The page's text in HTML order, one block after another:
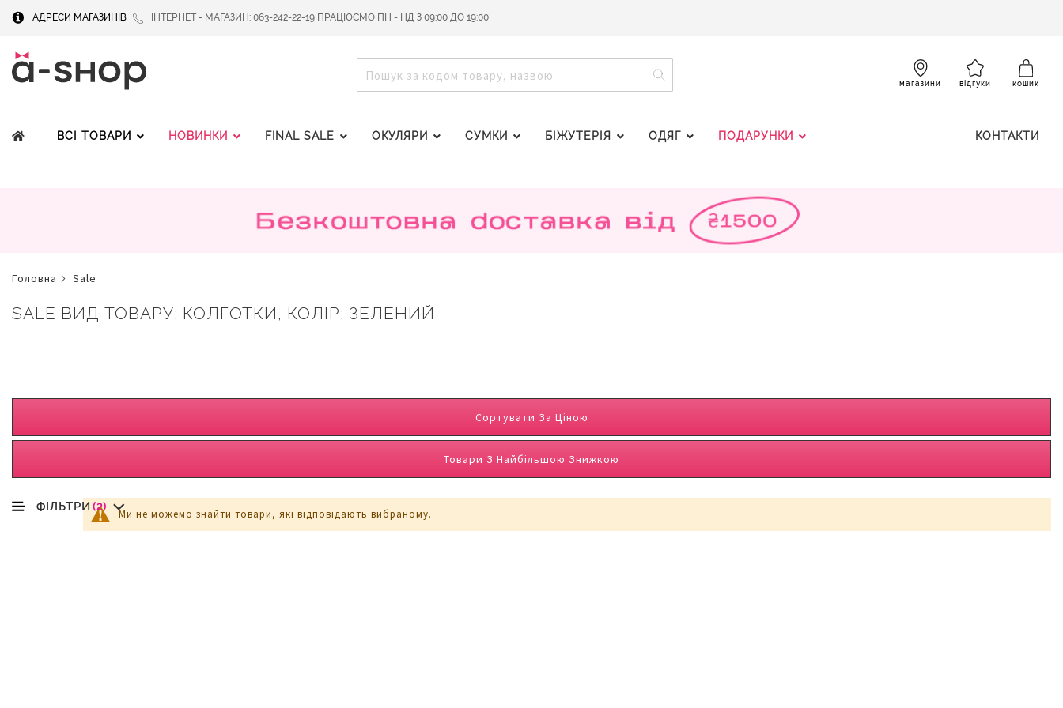
АДРЕСИ МАГАЗИНІВ ІНТЕРНЕТ - МАГАЗИН: 063-242-22-19 ПРАЦЮЄМО ПН - НД З 09:00 ДО 19:00
ПОШУК
магазини відгуки кошик
ВСІ ТОВАРИ НОВИНКИ FINAL SALE ОКУЛЯРИ СУМКИ БІЖУТЕРІЯ ОДЯГ ПОДАРУНКИ КОНТАКТИ
головна sale
SALE ВИД ТОВАРУ: КОЛГОТКИ, КОЛІР: ЗЕЛЕНИЙ
Сортувати За Ціною
Товари З Найбільшою Знижкою
Ми не можемо знайти товари, які відповідають вибраному.
ФІЛЬТРИ (2)